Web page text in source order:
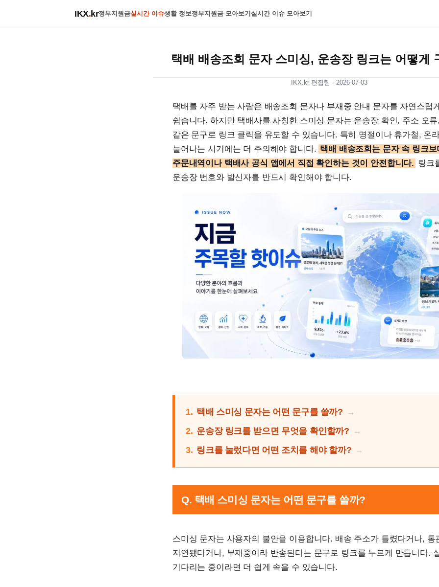
IKX.kr정부지원금실시간 이슈생활 정보정부지원금 모아보기 실시간 이슈 모아보기
택배 배송조회 문자 스미싱, 운송장 링크는 어떻게
IKX.kr 편집팀 · 2026-07-03
택배를 자주 받는 사람은 배송조회 문자나 부재중 안내 문자를 자연스럽
쉽습니다. 하지만 택배사를 사칭한 스미싱 문자는 운송장 확인, 주소 오
같은 문구로 링크 클릭을 유도할 수 있습니다. 특히 명절이나 휴가철, 온
늘어나는 시기에는 더 주의해야 합니다. 택배 배송조회는 문자 속 링크
주문내역이나 택배사 공식 앱에서 직접 확인하는 것이 안전합니다. 링크
운송장 번호와 발신자를 반드시 확인해야 합니다.
1. 택배 스미싱 문자는 어떤 문구를 쓸까?
2. 운송장 링크를 받으면 무엇을 확인할까?
3. 링크를 눌렀다면 어떤 조치를 해야 할까?
Q. 택배 스미싱 문자는 어떤 문구를 쓸까?
스미싱 문자는 사용자의 불안을 이용합니다. 배송 주소가 틀렸다거나, 통
지연됐다거나, 부재중이라 반송된다는 문구로 링크를 누르게 만듭니다.
기다리는 중이라면 더 쉽게 속을 수 있습니다.